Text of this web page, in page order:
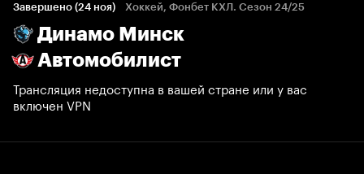
Завершено (24 ноя) Хоккей, Фонбет КХЛ. Сезон 24/25
Динамо Минск
Автомобилист
Трансляция недоступна в вашей стране или у вас
включен VPN